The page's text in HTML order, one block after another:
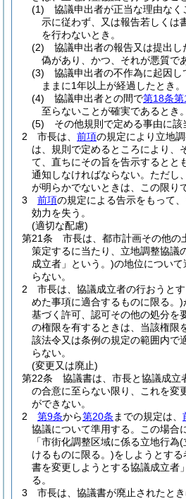
(1)
協議申出者が正当な理由な
示に従わず、又は報告若しくは
を行わないとき。
(2)
協議申出者の報告又は提出
偽があり、かつ、それが悪質で
(3)
協議申出者の不作為に起因
ままに1年以上が経過したとき。
(4)
協議申出者との間で第18条第
至らないことが確実であるとき。
(5)
その他規則で定める事由に該
2
市長は、 前項の規定により立地
は、規則で定めるところにより、
て、直ちにその旨を告示するとと
通知しなければならない。 ただし
が明らかでないときは、この限り
3
前項の規定による告示をもって
効力を失う。
(適切な配慮)
第21条
市長は、都市計画その他の
策定するに当たり、立地調整協議
成立者」という。)の地位につい
らない。
2
市長は、協議成立者の行おうと
めた事項に適合するものに限る。)
基づく許可、認可その他の処分を
の権限を有するときは、当該権限
該法令又は条例の規定の範囲内で
らない。
(変更又は廃止)
第22条
協議書は、市長と協議成立
の合意に至らない限り、これを変
ができない。
2
第9条から第20条 までの規定は、
協議について準用する。
この場合
「市街化調整区域に係る立地行為(
けるものに限る。)をしようとす
書を変更しようとする協議成立者
る。
3
市長は、協議書が廃止されたと